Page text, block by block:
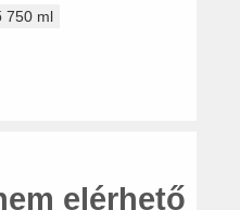
750 ml
elérhető